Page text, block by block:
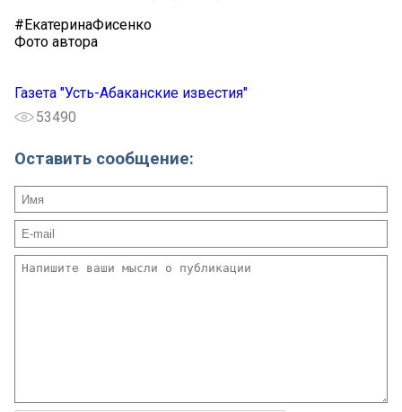
#ЕкатеринаФисенко
Фото автора
Газета "Усть-Абаканские известия"
53490
Оставить сообщение: